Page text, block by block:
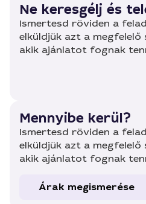
Ne keresgélj és
Ismertesd röviden a
elküldjük azt a megfelelő
akik ajánlatot fognak
Mennyibe kerül?
Ismertesd röviden a
elküldjük azt a megfelelő
akik ajánlatot fognak
Árak megismerése